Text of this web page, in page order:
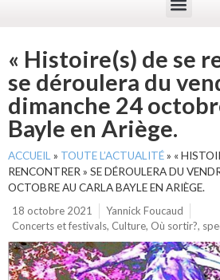
« Histoire(s) de se
se déroulera du
dimanche 24
Bayle en Ariège.
ACCUEIL » TOUTE L’ACTUALITÉ» «
RENCONTRER » SE DÉROULERA DU
OCTOBRE AU CARLA BAYLE EN ARIÈGE.
18 octobre 2021
Yannick Foucaud
Concerts et festivals, Culture, Où sortir?,